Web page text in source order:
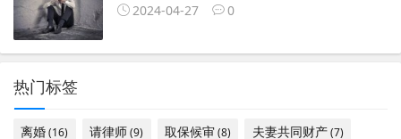
2024-04-27
0
热门标签
离婚(16) 请律师(9) 取保候审(8) 夫妻共同财产(7)